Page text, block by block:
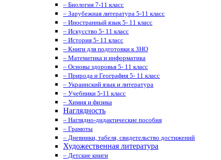
– Биология 7-11 класс
– Зарубежная литература 5-11 класс
– Иностранный язык 5- 11 класс
– Искусство 5- 11 класс
– История 5- 11 класс
– Книги для подготовки к ЗНО
– Математика и информатика
– Основы здоровья 5- 11 класс
– Природа и География 5- 11 класс
– Украинский язык и литература
– Учебники 5-11 класс
– Химия и физика
Наглядность
– Наглядно-дидактические пособия
– Грамоты
– Дневники, табеля, свидетельство достижений
Художественная литература
– Детские книги